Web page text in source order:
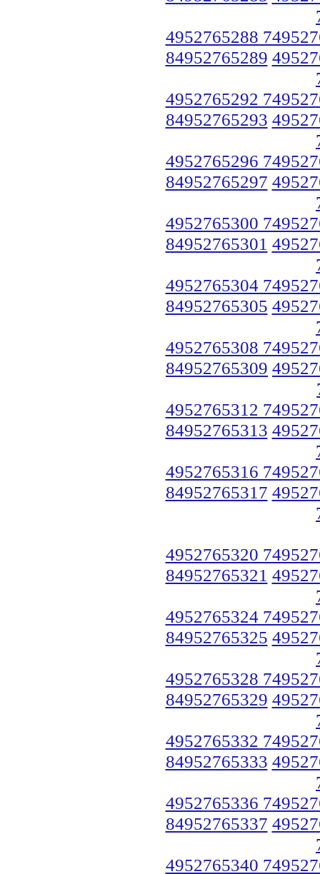
4952765288
84952765289
4952765292
84952765293
4952765296
84952765297
4952765300
84952765301
4952765304
84952765305
4952765308
84952765309
4952765312
84952765313
4952765316
84952765317
4952765320
84952765321
4952765324
84952765325
4952765328
84952765329
4952765332
84952765333
4952765336
84952765337
4952765340